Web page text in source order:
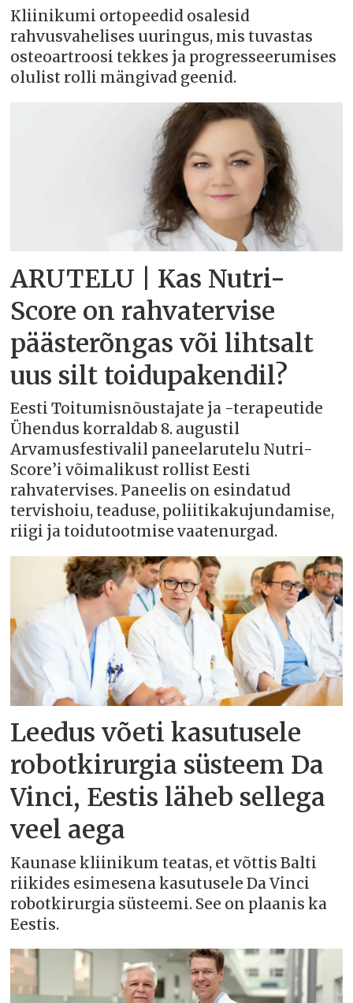
Kliinikumi ortopeedid osalesid
rahvusvahelises uuringus, mis tuvastas
osteoartroosi tekkes ja progresseerumises
olulist rolli mängivad geenid.
ARUTELU | Kas Nutri-
Score on rahvatervise
päästerõngas või lihtsalt
uus silt toidupakendil?
Eesti Toitumisnõustajate ja -terapeutide
Ühendus korraldab 8. augustil
Arvamusfestivalil paneelarutelu Nutri-
Score’i võimalikust rollist Eesti
rahvatervises. Paneelis on esindatud
tervishoiu, teaduse, poliitikakujundamise,
riigi ja toidutootmise vaatenurgad.
Leedus võeti kasutusele
robotkirurgia süsteem Da
Vinci, Eestis läheb sellega
veel aega
Kaunase kliinikum teatas, et võttis Balti
riikides esimesena kasutusele Da Vinci
robotkirurgia süsteemi. See on plaanis ka
Eestis.